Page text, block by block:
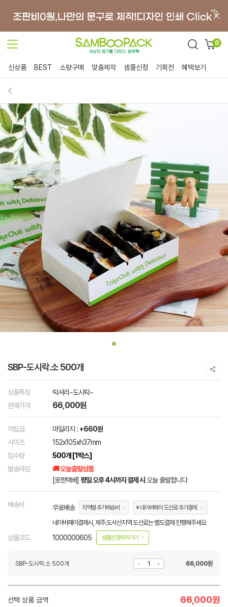
0
신상품 BEST 소량구매 맞춤제작 샘플신청 기획전 혜택보기
SBP-도시락.소 500개
상품특징
럭셔리~도시락~
판매가격
66,000원
적립금 마일리지 : +660원
사이즈
152x105xh37mm
입수량
500개 [1박스]
발송마감
🚚 오늘출발상품
[로젠택배] 평일 오후 4시까지 결제 시 오늘 출발합니다
배송비 무료배송 지역별 추가배송비 ※ 네이버페이 도선료 추가결제
네이버페이결제시, 제주.도서산지역 도선료는 별도결제 진행해주세요
상품코드 1000000605 샘플신청하러가기
SBP-도시락.소 500개 66,000원
선택 상품 금액 66,000원